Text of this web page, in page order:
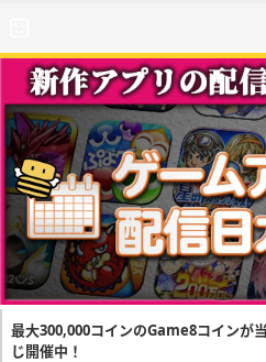
最大300,000コインのGame8コインが
じ開催中！